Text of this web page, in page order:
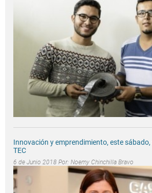
Innovación y emprendimiento, este sábado,
TEC
6 de Junio 2018 Por: Noemy Chinchilla Bravo